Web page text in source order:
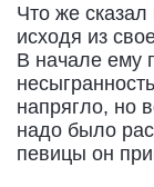
Что же
исходя из
В начале ему
напрягло, но
надо было
певицы он